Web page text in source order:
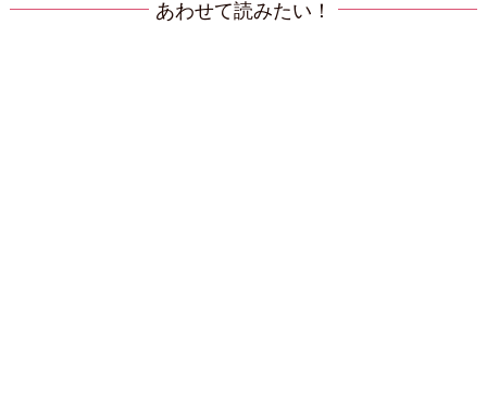
あわせて読みたい！